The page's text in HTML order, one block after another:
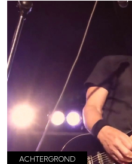
ACHTERGROND